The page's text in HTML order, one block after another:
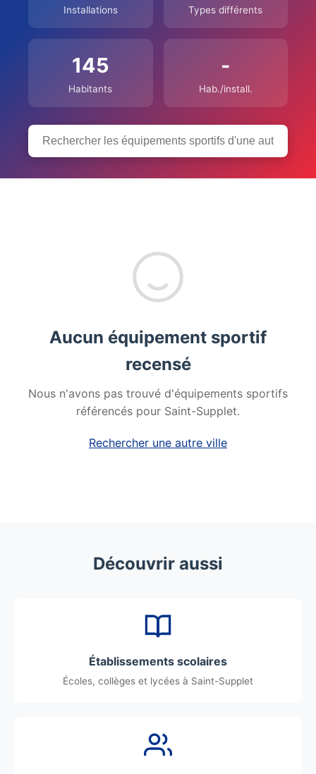
Installations Types différents
145
Habitants
-
Hab./install.
Aucun équipement sportif
recensé
Nous n'avons pas trouvé d'équipements sportifs
référencés pour Saint-Supplet.
Rechercher une autre ville
Découvrir aussi
Établissements scolaires
Écoles, collèges et lycées à Saint-Supplet